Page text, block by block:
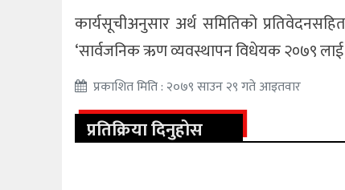
कार्यसूचीअनुसार अर्थ समितिको
‘सार्वजनिक ऋण व्यवस्थापन विधेयक २०७९ लाई
प्रकाशित मिति : २०७९ साउन २९ गते आइतवार
प्रतिक्रिया दिनुहोस